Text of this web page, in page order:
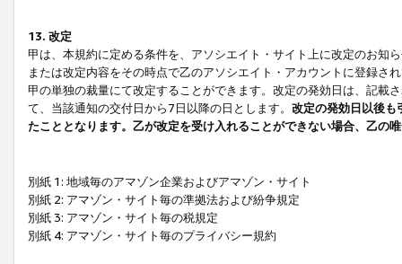
13. 改定
甲は、本規約に定める条件を、アソシエイト・サイト上に改定のお知
または改定内容をその時点で乙のアソシエイト・アカウントに登録さ
甲の単独の裁量にて改定することができます。改定の発効日は、記載
て、当該通知の交付日から7日以降の日とします。 改定の発効日以後も
たこととなります。乙が改定を受け入れることができない場合、乙の
別紙 1: 地域毎のアマゾン企業およびアマゾン・サイト
別紙 2: アマゾン・サイト毎の準拠法および紛争規定
別紙 3: アマゾン・サイト毎の税規定
別紙 4: アマゾン・サイト毎のプライバシー規約